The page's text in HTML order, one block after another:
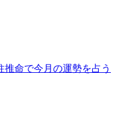
推命で今月の運勢を占う